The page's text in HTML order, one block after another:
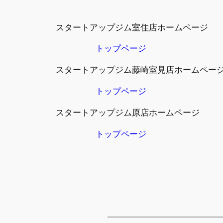
スタートアップジム室住店ホームページ
トップページ
スタートアップジム藤崎室見店ホームペー
トップページ
スタートアップジム原店ホームページ
トップページ